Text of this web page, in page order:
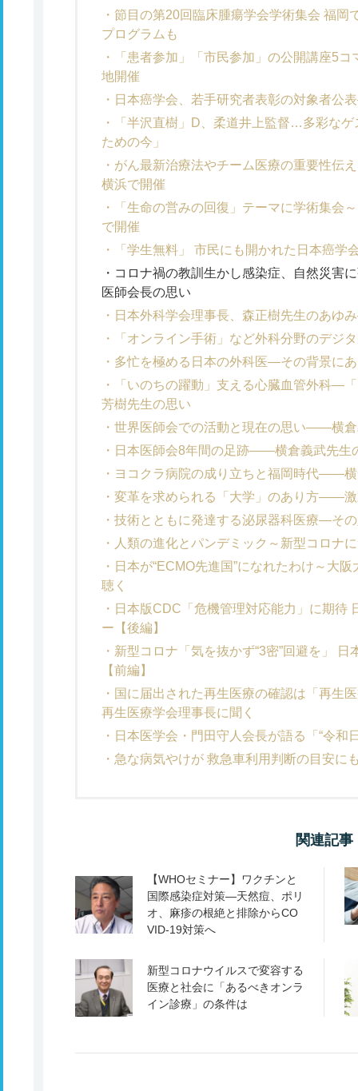
節目の第20回臨床腫瘍学会学術集会 福
プログラムも
「患者参加」「市民参加」の公開講座5
地開催
日本癌学会、若手研究者表彰の対象者公
「半沢直樹」D、柔道井上監督…多彩な
ための今」
がん最新治療法やチーム医療の重要性伝
横浜で開催
「生命の営みの回復」テーマに学術集会
で開催
「学生無料」 市民にも開かれた日本癌学
コロナ禍の教訓生かし感染症、自然災害
医師会長の思い
日本外科学会理事長、森正樹先生のあゆ
「オンライン手術」など外科分野のデジ
多忙を極める日本の外科医―その背景に
「いのちの躍動」支える心臓血管外科―
芳樹先生の思い
世界医師会での活動と現在の思い――横
日本医師会8年間の足跡――横倉義武先生
ヨコクラ病院の成り立ちと福岡時代――
変革を求められる「大学」のあり方――
技術とともに発達する泌尿器科医療―そ
人類の進化とパンデミック～新型コロナ
日本が“ECMO先進国”になれたわけ～大
聴く
日本版CDC「危機管理対応能力」に期待
ー【後編】
新型コロナ「気を抜かず“3密”回避を」
【前編】
国に届出された再生医療の確認は「再生
再生医療学会理事長に聞く
日本医学会・門田守人会長が語る「“令和
急な病気やけが 救急車利用判断の目安に
関連記事
【WHOセミナー】ワクチンと
国際感染症対策―天然痘、ポリ
オ、麻疹の根絶と排除からCO
VID-19対策へ
新型コロナウイルスで変容する
医療と社会に「あるべきオンラ
イン診療」の条件は